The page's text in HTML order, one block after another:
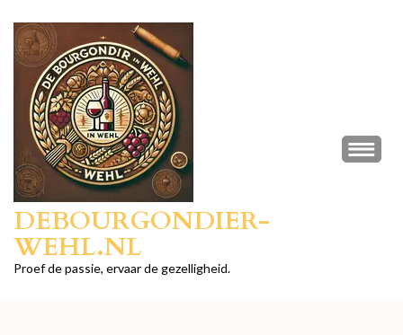
naar
inhoud
Enter)
DEBOURGONDIER-
WEHL.NL
Proef de passie, ervaar de gezelligheid.